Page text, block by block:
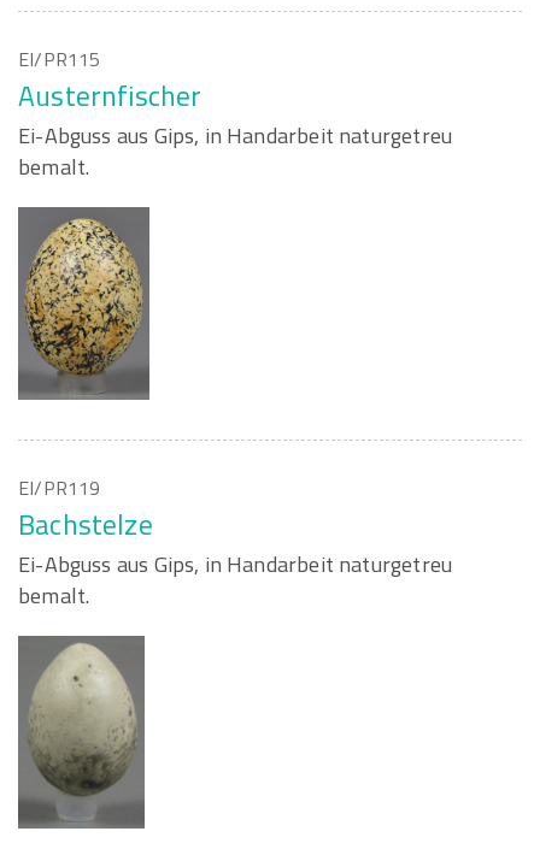
EI/PR115
Austernfischer
Ei-Abguss aus Gips, in Handarbeit naturgetreu
bemalt.
EI/PR119
Bachstelze
Ei-Abguss aus Gips, in Handarbeit naturgetreu
bemalt.